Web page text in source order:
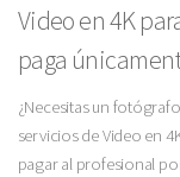
Video en 4K
paga
¿Necesitas un
servicios de Video en
pagar al profesional